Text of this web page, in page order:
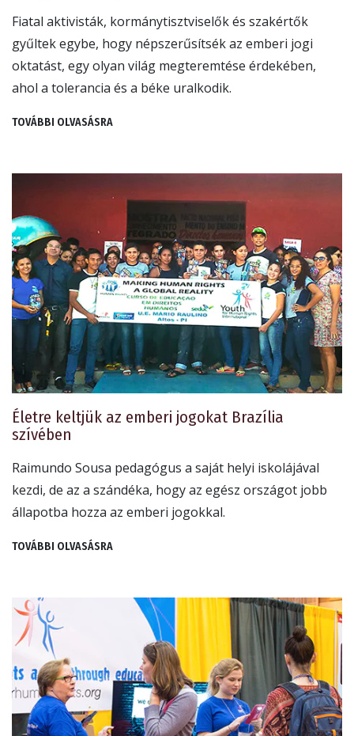
Fiatal aktivisták, kormánytisztviselők és szakértők
gyűltek egybe, hogy népszerűsítsék az emberi jogi
oktatást, egy olyan világ megteremtése érdekében,
ahol a tolerancia és a béke uralkodik.
TOVÁBBI OLVASÁSRA
Életre keltjük az emberi jogokat Brazília
szívében
Raimundo Sousa pedagógus a saját helyi iskolájával
kezdi, de az a szándéka, hogy az egész országot jobb
állapotba hozza az emberi jogokkal.
TOVÁBBI OLVASÁSRA